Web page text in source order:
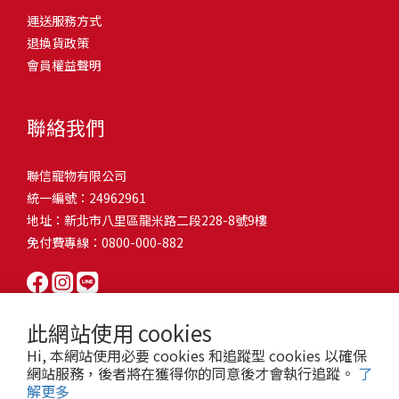
此網站使用 cookies
Hi, 本網站使用必要 cookies 和追蹤型 cookies 以確保
網站服務，後者將在獲得你的同意後才會執行追蹤。 了
解更多
和獨立能力。 幼犬訓練常見問題Q1: 幾個月大的幼犬最適合開始訓
練？A: 訓練可從幼犬到家首日開始（約8-10週大）。3-16週是社會
化黃金期，每次訓練控制在5-10分鐘內。Q2: 幼犬如廁訓練需要多久
屬啃咬玩具作替代品，發現不當啃咬時堅定說「不」，並引導至適
尿尿？A: 建立固定如廁時間表，成功時立即獎勵。限制活動範圍並
密切監督。意外發生時不責罵，使用專用除臭劑徹底清理。Q5: 幼犬
一直吠叫怎麼辦？A: 找出原因（尋求注意力、警戒、焦慮）。訓練
「安靜」指令，停止吠叫時獎勵。避免對吠叫作出反應，確保充分
向獎勵比懲罰更有效且健康。懲罰可能導致恐懼或攻擊行為，破壞
狗狗怎麼辦？A: 循序漸進社交化，從友善成犬開始。不強迫互動，
正面經驗後給予獎勵。考慮參加專業幼犬社交課程。Q8: 幼犬分離焦
慮要如何處理？A: 練習短暫分離，逐漸延長。離開和返家時保持低
調。提供能分散注意力的玩具，建立可預測的離家儀式。每隻幼犬
熱，水分流失快，腸道可能變得敏感，導致糞便變軟或拉稀。如果
換季時沒有適當調整環境，貓咪的腸胃就可能跟著「鬧脾氣」。冬
天注意保暖，提供暖墊、厚毯，避免冷風直吹。夏天補充水分，可
像是開冷氣又突然關掉，容易讓貓咪腸胃受影響。重點提醒：換季
時，記得關心貓咪的腸胃狀況，適當調整環境，幫助毛孩適應！ 貓
有血絲、異味特別重，那就要小心可能是 寄生蟲感染（如蛔蟲、鈎
蟲、球蟲）或腸胃炎、腸道疾病。這類情況會影響營養吸收，長期
下來甚至可能造成貓咪消瘦、免疫力下降。定期驅蟲（幼貓建議每
月一次，成貓每 3~6 個月一次）。觀察貓咪精神狀態，如果還伴隨
嘔吐、食慾下降，務必儘早就醫。重點提醒：如果貓咪拉肚子超過 2
天，或糞便異常，應立即帶去獸醫院檢查！ 貓咪拉肚子原因5. 情緒
壓力影響腸胃壓力不只影響人類，也會影響貓咪的腸胃！過度緊
張、焦慮、驚嚇（如煙火聲、大聲喧嘩），都可能讓貓咪拉肚子。
尤其是個性敏感的貓咪，對變化的適應力比較低，壓力一大，腸胃
就先「罷工」。減少壓力來源，盡量讓貓咪的作息固定。給貓咪陪
活中輕鬆改善看到滿屋子的貓毛是不是很抓狂？別擔心！其實只要
透過一些簡單的日常照護方式，就能有效減少貓咪掉毛情況。從梳
毛、洗澡到增加互動和營養調整，這些小撇步不僅能幫助貓咪維持
行動吧！ 預防貓掉毛方法1：勤勞梳毛養貓必備神器就是各種梳子
啦！勤勞梳毛是最直接有效的掉毛控制方法。定期梳理可以幫貓咪
髮打結和皮膚問題。建議週期：短毛貓每週梳1-2次，長毛貓則建議
2-3天梳一次。挑選合適的梳具也很重要，可以準備橡膠刷、鬃毛刷
或專用脫毛梳，依照毛質選擇。記得將梳毛變成愉快的日常儀式，
不僅能增加你們的互動時間，也讓貓咪享受被梳理的舒適感！預防
貓掉毛方法2：定期洗澡「貓咪會自己清潔，不需要洗澡」這個想法
其實不完全正確哦！適當的洗澡能幫助貓咪清除死毛和皮屑，減少
澡頻率不宜過高，一般室內貓咪1-3個月洗一次就足夠，過度洗澡反
而會造成皮膚乾燥。選擇專為貓咪設計的溫和洗毛精，洗後一定要
完全吹乾，避免濕毛造成皮膚問題。如果貓咪特別害怕洗澡，可以
的紙箱。建議一開始可以購買單價較低的入門款，觀察一下貓咪的
使用狀況，再考慮購買「豪宅」！ 項目費用用品貓碗$300貓窩
$500貓跳台$1,500貓砂盆$500貓抓板$300外出籠$1,000一次性養貓
咪是非常需要安全感的動物，可以準備一個專屬他的「寶座」，當
花費3：貓跳台貓咪雖然不需要外出進行放電，但在家中還是需要擺
放高度適合的貓跳台提供貓咪玩耍，貓跳台與貓窩相同，能給予貓
咪對於環境的安全感。一次性養貓用品相關花費4：貓砂盆貓咪排泄
用品，可選擇合適貓咪體型大小，不宜過小。一次性養貓用品相關
想，需要準備一個能夠讓牠們放肆磨爪的貓抓板。一次性養貓用品
時，外出籠就非常重要，平常也可以適度讓貓咪適應外出籠，避免
緊急情況時，貓咪過度抗拒。總結來說貓咪在健康及用品的一次性
費用大約落在 $ 7900~ $ 11600不等。雖說金額看起來不少，但以上
運送服務方式
退換貨政策
會員權益聲明
聯絡我們
聯信寵物有限公司
統一編號：24962961
地址：新北市八里區龍米路二段228-8號9樓
免付費專線：0800-000-882